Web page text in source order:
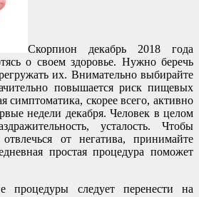
Скорпион декабрь 2018 года
о своем здоровье. Нужно беречь
их. Внимательно выбирайте
повышается риск пищевых
симптоматика, скорее всего, активно
недели декабря. Человек в целом
усталость. Чтобы
от негатива, принимайте
простая процедура поможет
процедуры следует перенести на